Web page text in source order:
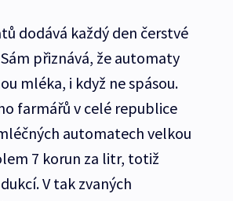
dodává každý den čerstvé
přiznává, že automaty
mléka, i když ne spásou.
farmářů v celé republice
automatech velkou
7 korun za litr, totiž
V tak zvaných